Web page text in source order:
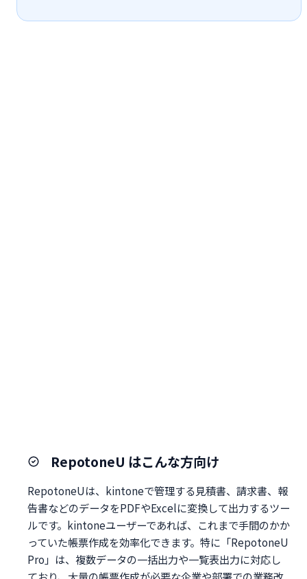
RepotoneU はこんな方向け
RepotoneUは、kintoneで管理する見積書、請求書、報
告書などのデータをPDFやExcelに変換して出力するツー
ルです。kintoneユーザーであれば、これまで手間のかか
っていた帳票作成を効率化できます。特に「RepotoneU
Pro」は、複数データの一括出力や一覧表出力に対応し